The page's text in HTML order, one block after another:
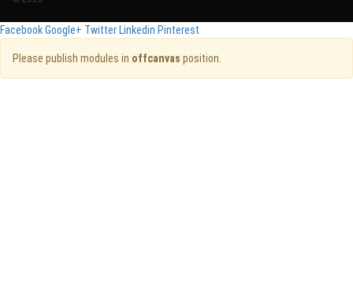
FacebookGoogle+ TwitterLinkedin Pinterest
Please publish modules in offcanvas position.